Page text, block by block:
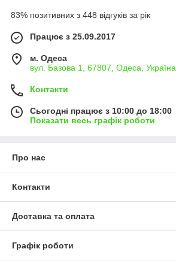
83% позитивних з 448 відгуків за рік
Працює з 25.09.2017
м. Одеса
вул. Базова 1, 67807, Одеса, Україна
Контакти
Сьогодні працює з 10:00 до 18:00
Показати весь графік роботи
Про нас
Контакти
Доставка та оплата
Графік роботи